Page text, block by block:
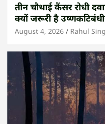
तीन चौथाई कैंसर रोधी
क्यों जरूरी है
August 4, 2026 Rahul